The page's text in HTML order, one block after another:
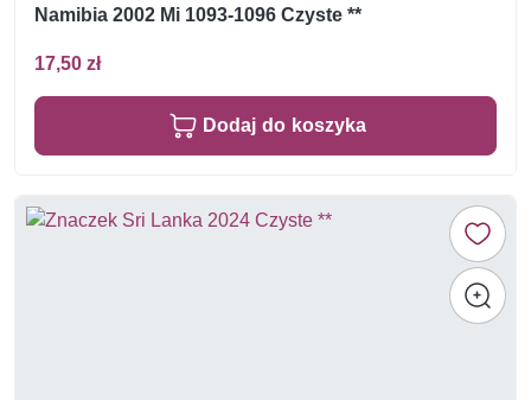
Namibia 2002 Mi 1093-1096 Czyste **
17,50 zł
Dodaj do koszyka